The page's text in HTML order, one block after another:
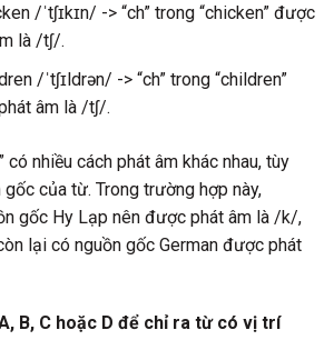
/ˈtʃɪkɪn/ -> “ch” trong “chicken” được
là /tʃ/.
/ˈtʃɪldrən/ -> “ch” trong “children”
âm là /tʃ/.
có nhiều cách phát âm khác nhau, tùy
của từ. Trong trường hợp này,
gốc Hy Lạp nên được phát âm là /k/,
lại có nguồn gốc German được phát
B, C hoặc D để chỉ ra từ có vị trí